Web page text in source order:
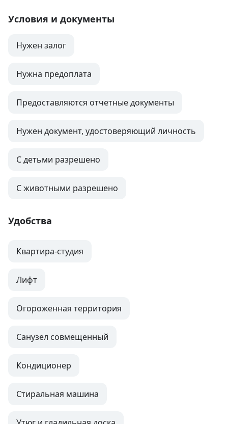
Условия и документы
Нужен залог
Нужна предоплата
Предоставляются отчетные документы
Нужен документ, удостоверяющий личность
С детьми разрешено
С животными разрешено
Удобства
Квартира-студия
Лифт
Огороженная территория
Санузел совмещенный
Кондиционер
Стиральная машина